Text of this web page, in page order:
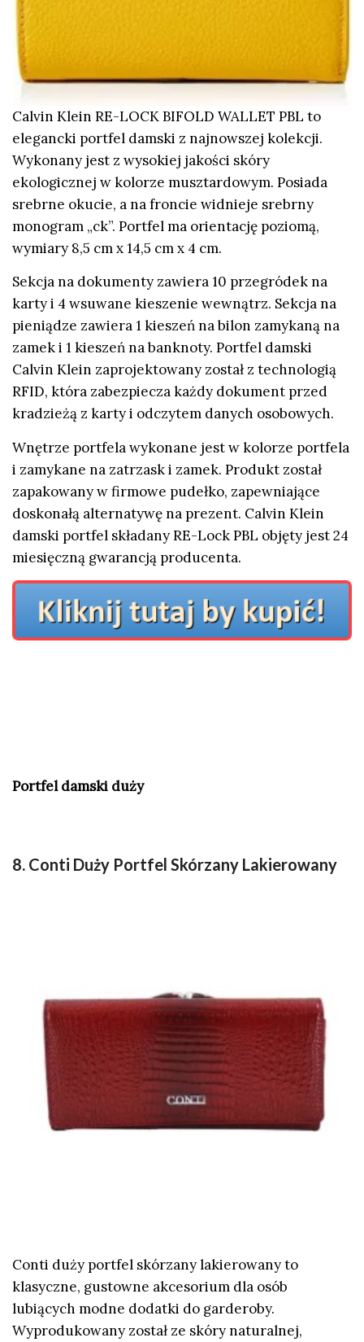
Calvin Klein RE-LOCK BIFOLD WALLET PBL to
elegancki portfel damski z najnowszej kolekcji.
Wykonany jest z wysokiej jakości skóry
ekologicznej w kolorze musztardowym. Posiada
srebrne okucie, a na froncie widnieje srebrny
monogram „ck”. Portfel ma orientację poziomą,
wymiary 8,5 cm x 14,5 cm x 4 cm.
Sekcja na dokumenty zawiera 10 przegródek na
karty i 4 wsuwane kieszenie wewnątrz. Sekcja na
pieniądze zawiera 1 kieszeń na bilon zamykaną na
zamek i 1 kieszeń na banknoty. Portfel damski
Calvin Klein zaprojektowany został z technologią
RFID, która zabezpiecza każdy dokument przed
kradzieżą z karty i odczytem danych osobowych.
Wnętrze portfela wykonane jest w kolorze portfela
i zamykane na zatrzask i zamek. Produkt został
zapakowany w firmowe pudełko, zapewniające
doskonałą alternatywę na prezent. Calvin Klein
damski portfel składany RE-Lock PBL objęty jest 24
miesięczną gwarancją producenta.
Portfel damski duży
8. Conti Duży Portfel Skórzany Lakierowany
Conti duży portfel skórzany lakierowany to
klasyczne, gustowne akcesorium dla osób
lubiących modne dodatki do garderoby.
Wyprodukowany został ze skóry naturalnej,